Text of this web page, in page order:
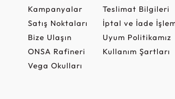
Kampanyalar
Satış Noktaları
Bize Ulaşın
ONSA Rafineri
Vega Okulları
Teslimat Bilgileri
İptal ve İade
Uyum Politikamız
Kullanım Şartları